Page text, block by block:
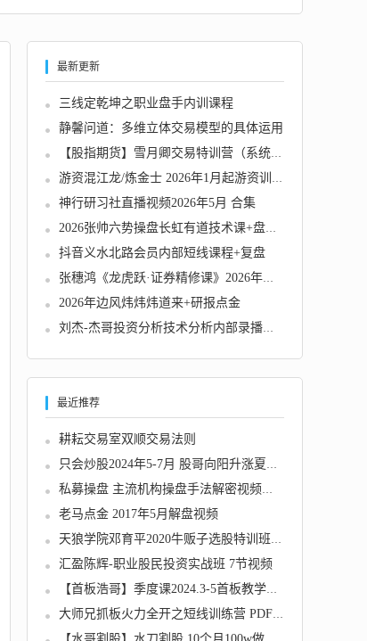
最新更新
三线定乾坤之职业盘手内训课程
静馨问道：多维立体交易模型的具体运用
【股指期货】雪月卿交易特训营（系统偏），操...
游资混江龙/炼金士 2026年1月起游资训练营 龙...
神行研习社直播视频2026年5月 合集
2026张帅六势操盘长虹有道技术课+盘后解盘视频...
抖音义水北路会员内部短线课程+复盘
张穗鸿《龙虎跃·证券精修课》2026年小班课（...
2026年边风炜炜炜道来+研报点金
刘杰-杰哥投资分析技术分析内部录播课视频 共...
最近推荐
耕耘交易室双顺交易法则
只会炒股2024年5-7月 股哥向阳升涨夏季班视频...
私募操盘 主流机构操盘手法解密视频教程
老马点金 2017年5月解盘视频
天狼学院邓育平2020牛贩子选股特训班第二期
汇盈陈辉-职业股民投资实战班 7节视频
【首板浩哥】季度课2024.3-5首板教学小密圈答...
大师兄抓板火力全开之短线训练营 PDF文档